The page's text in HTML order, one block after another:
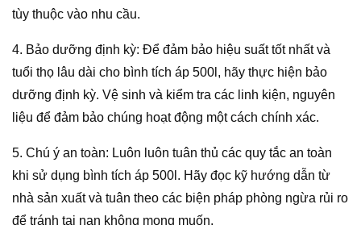
tùy thuộc vào nhu cầu.
4. Bảo dưỡng định kỳ: Để đảm bảo hiệu suất tốt nhất và
tuổi thọ lâu dài cho bình tích áp 500l, hãy thực hiện bảo
dưỡng định kỳ. Vệ sinh và kiểm tra các linh kiện, nguyên
liệu để đảm bảo chúng hoạt động một cách chính xác.
5. Chú ý an toàn: Luôn luôn tuân thủ các quy tắc an toàn
khi sử dụng bình tích áp 500l. Hãy đọc kỹ hướng dẫn từ
nhà sản xuất và tuân theo các biện pháp phòng ngừa rủi ro
để tránh tai nạn không mong muốn.